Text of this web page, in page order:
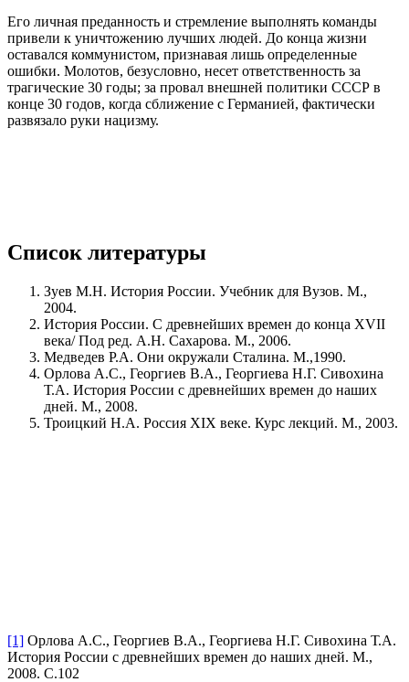
Его личная преданность и стремление выполнять команды
привели к уничтожению лучших людей. До конца жизни
оставался коммунистом, признавая лишь определенные
ошибки. Молотов, безусловно, несет ответственность за
трагические 30 годы; за провал внешней политики СССР в
конце 30 годов, когда сближение с Германией, фактически
развязало руки нацизму.
Список литературы
Зуев М.Н. История России. Учебник для Вузов. М.,
2004.
История России. С древнейших времен до конца XVII
века/ Под ред. А.Н. Сахарова. М., 2006.
Медведев Р.А. Они окружали Сталина. М.,1990.
Орлова А.С., Георгиев В.А., Георгиева Н.Г. Сивохина
Т.А. История России с древнейших времен до наших
дней. М., 2008.
Троицкий Н.А. Россия XIX веке. Курс лекций. М., 2003.
[1] Орлова А.С., Георгиев В.А., Георгиева Н.Г. Сивохина Т.А.
История России с древнейших времен до наших дней. М.,
2008. С.102